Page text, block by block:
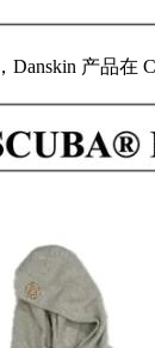
Danskin 产品在